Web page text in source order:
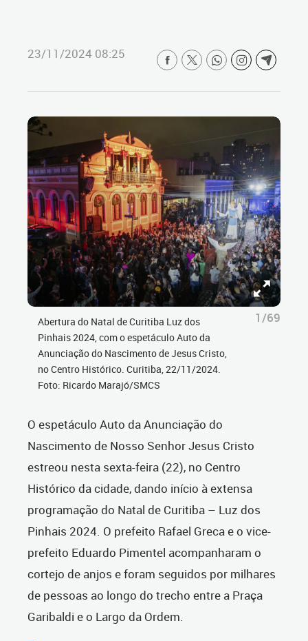
23/11/2024 08:25
Abertura do Natal de Curitiba Luz dos
Pinhais 2024, com o espetáculo Auto da
Anunciação do Nascimento de Jesus Cristo,
no Centro Histórico. Curitiba, 22/11/2024.
Foto: Ricardo Marajó/SMCS
1/69
O espetáculo Auto da Anunciação do
Nascimento de Nosso Senhor Jesus Cristo
estreou nesta sexta-feira (22), no Centro
Histórico da cidade, dando início à extensa
programação do Natal de Curitiba – Luz dos
Pinhais 2024. O prefeito Rafael Greca e o vice-
prefeito Eduardo Pimentel acompanharam o
cortejo de anjos e foram seguidos por milhares
de pessoas ao longo do trecho entre a Praça
Garibaldi e o Largo da Ordem.